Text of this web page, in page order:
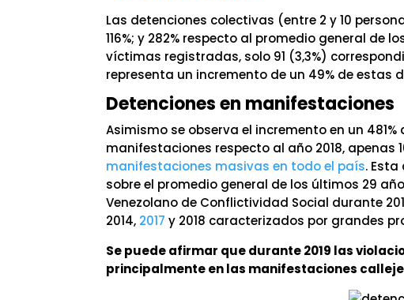
Las detenciones colectivas (entre 2 y 10
116%; y 282% respecto al promedio general de
víctimas registradas, solo 91 (3,3%)
representa un incremento de un 49% de estas
Detenciones en manifestaciones
Asimismo se observa el incremento en un
manifestaciones respecto al año 2018, apenas
manifestaciones masivas en todo el país.
sobre el promedio general de los últimos 29
Venezolano de Conflictividad Social durante
2014, 2017 y 2018 caracterizados por grandes
Se puede afirmar que durante 2019 las
principalmente en las manifestaciones